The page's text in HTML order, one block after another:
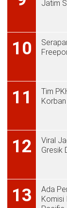
Jatim
10
11
Tim
12
Viral
Gresik
13
Ada
Komisi